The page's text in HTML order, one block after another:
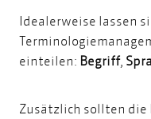
Idealerweise lassen
einteilen: Begriff,
Zusätzlich sollten